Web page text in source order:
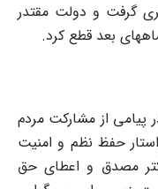
گرفت و دولت مقتدر
بعد قطع کرد.
از مشارکت مردم
حفظ نظم و امنیت
مصدق و اعطای حق